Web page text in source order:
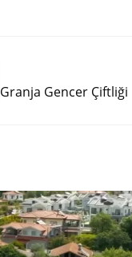
Granja Gencer Çiftliği